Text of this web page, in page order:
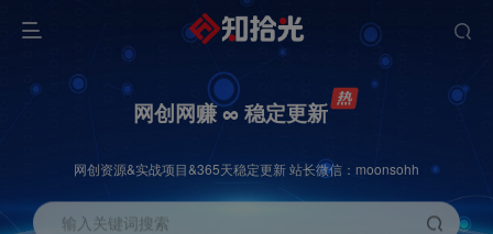
网创网赚 ∞ 稳定更新
网创资源&实战项目&365天稳定更新 站长微信：moonsohh
输入关键词搜索